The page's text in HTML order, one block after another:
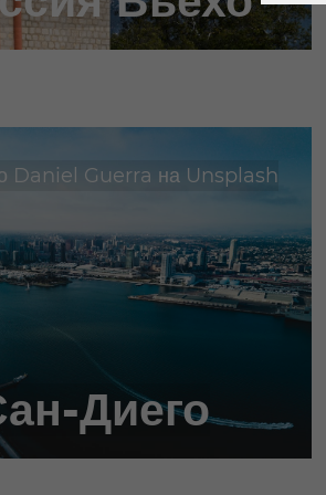
Диего
Daniel Guerra на Unsplash